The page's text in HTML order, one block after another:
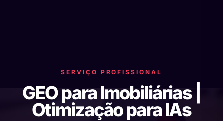
SERVIÇO PROFISSIONAL
GEO para Imobiliárias |
Otimização para IAs